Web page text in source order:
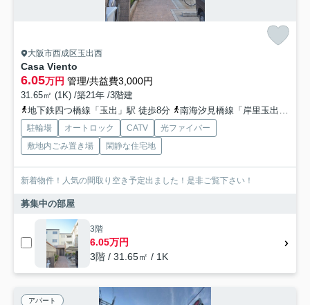
大阪市西成区玉出西
Casa Viento
6.05万円 管理/共益費3,000円
31.65㎡ (1K) /築21年 /3階建
地下鉄四つ橋線「玉出」駅 徒歩8分
南海汐見橋線「岸里玉出」駅 徒歩11分
駐輪場 オートロック CATV
光ファイバー
敷地内ごみ置き場
閑静な住宅地
新着物件！人気の間取り空き予定出ました！是非ご覧下さい！
募集中の部屋
3階
6.05万円
3階 / 31.65㎡ / 1K
アパート